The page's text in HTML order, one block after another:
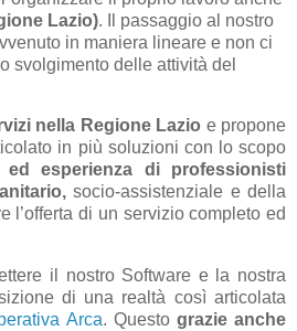
Lazio). Il passaggio al nostro
in maniera lineare e non ci
svolgimento delle attività del
nella Regione Lazio e propone
in più soluzioni con lo scopo
ed esperienza di professionisti
socio-assistenziale e della
l’offerta di un servizio completo ed
il nostro Software e la nostra
di una realtà così articolata
Arca. Questo grazie anche